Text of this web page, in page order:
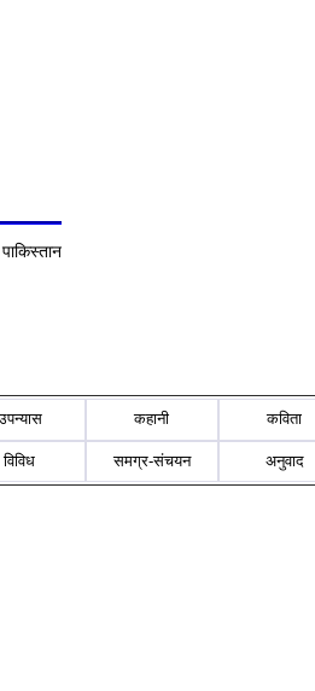
कहानी कविता
विविध समग्र-संचयन अनुवाद